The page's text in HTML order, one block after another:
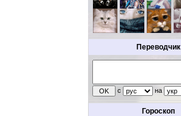
Переводчик
с на
Гороскоп